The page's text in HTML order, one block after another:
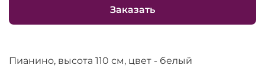
Заказать
Пианино, высота 110 см, цвет - белый